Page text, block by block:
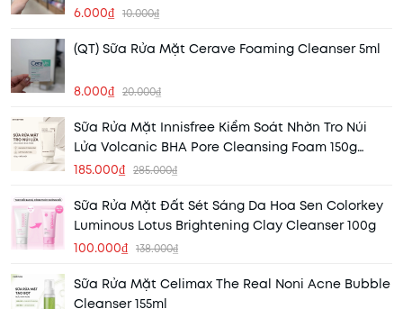
6.000₫ 10.000₫
(QT) Sữa Rửa Mặt Cerave Foaming Cleanser 5ml
8.000₫ 20.000₫
Sữa Rửa Mặt Innisfree Kiểm Soát Nhờn Tro Núi
Lửa Volcanic BHA Pore Cleansing Foam 150g
(Mẫu Mới) (Nhập Khẩu)
185.000₫ 285.000₫
Sữa Rửa Mặt Đất Sét Sáng Da Hoa Sen Colorkey
Luminous Lotus Brightening Clay Cleanser 100g
100.000₫ 138.000₫
Sữa Rửa Mặt Celimax The Real Noni Acne Bubble
Cleanser 155ml